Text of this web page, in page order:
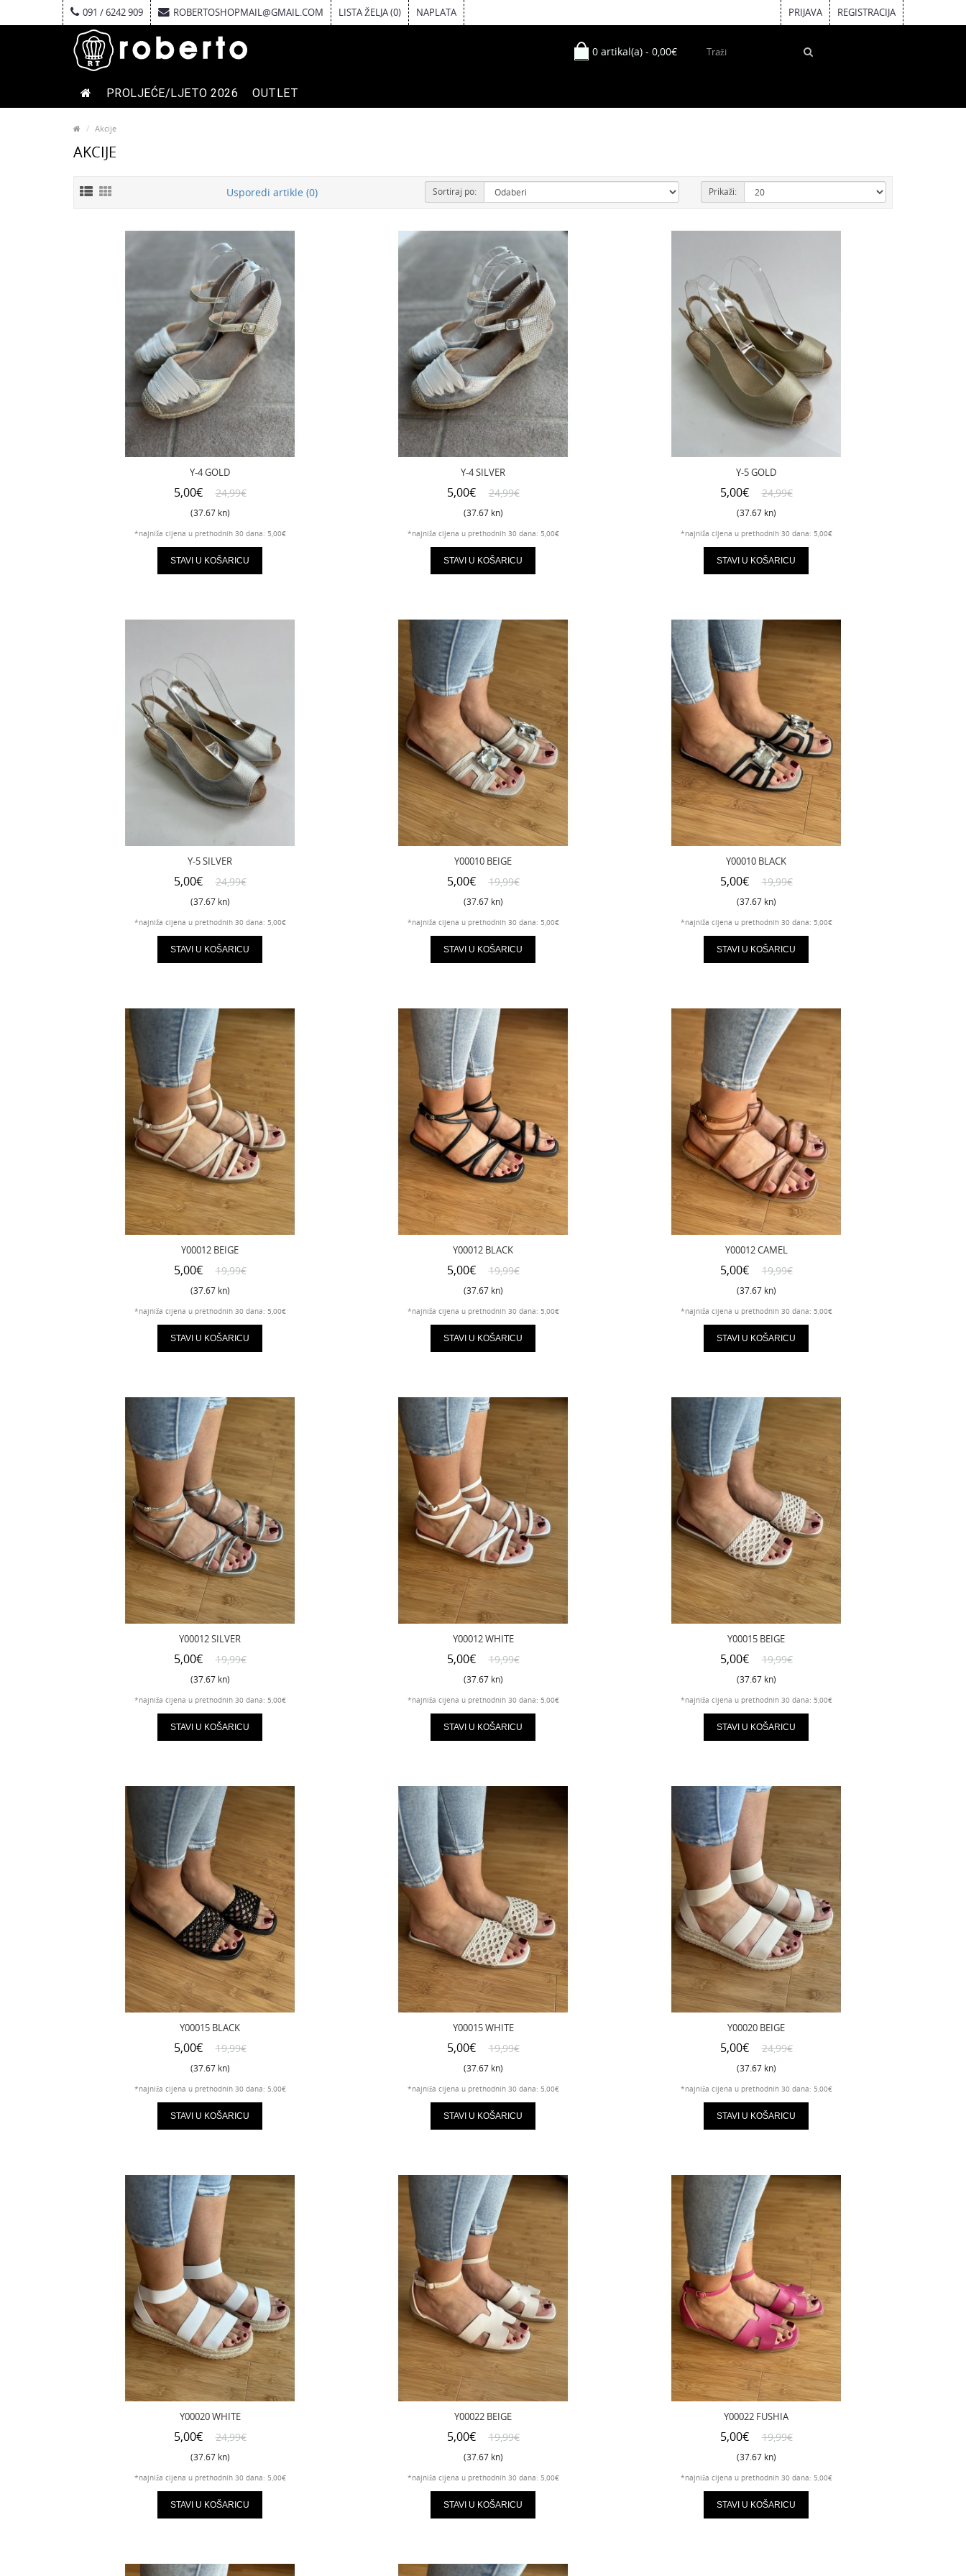
091 / 6242 909 ROBERTOSHOPMAIL@GMAIL.COM LISTA ŽELJA (0) NAPLATA PRIJAVA REGISTRACIJA
0 artikal(a) - 0,00€
PROLJEĆE/LJETO 2026 OUTLET
Akcije
AKCIJE
Usporedi artikle (0) Sortiraj po: Prikaži:
Y-4 GOLD
5,00€ 24,99€
(37.67 kn)
*najniža cijena u prethodnih 30 dana: 5,00€
STAVI U KOŠARICU
Y-4 SILVER
5,00€ 24,99€
(37.67 kn)
*najniža cijena u prethodnih 30 dana: 5,00€
STAVI U KOŠARICU
Y-5 GOLD
5,00€ 24,99€
(37.67 kn)
*najniža cijena u prethodnih 30 dana: 5,00€
STAVI U KOŠARICU
Y-5 SILVER
5,00€ 24,99€
(37.67 kn)
*najniža cijena u prethodnih 30 dana: 5,00€
STAVI U KOŠARICU
Y00010 BEIGE
5,00€ 19,99€
(37.67 kn)
*najniža cijena u prethodnih 30 dana: 5,00€
STAVI U KOŠARICU
Y00010 BLACK
5,00€ 19,99€
(37.67 kn)
*najniža cijena u prethodnih 30 dana: 5,00€
STAVI U KOŠARICU
Y00012 BEIGE
5,00€ 19,99€
(37.67 kn)
*najniža cijena u prethodnih 30 dana: 5,00€
STAVI U KOŠARICU
Y00012 BLACK
5,00€ 19,99€
(37.67 kn)
*najniža cijena u prethodnih 30 dana: 5,00€
STAVI U KOŠARICU
Y00012 CAMEL
5,00€ 19,99€
(37.67 kn)
*najniža cijena u prethodnih 30 dana: 5,00€
STAVI U KOŠARICU
Y00012 SILVER
5,00€ 19,99€
(37.67 kn)
*najniža cijena u prethodnih 30 dana: 5,00€
STAVI U KOŠARICU
Y00012 WHITE
5,00€ 19,99€
(37.67 kn)
*najniža cijena u prethodnih 30 dana: 5,00€
STAVI U KOŠARICU
Y00015 BEIGE
5,00€ 19,99€
(37.67 kn)
*najniža cijena u prethodnih 30 dana: 5,00€
STAVI U KOŠARICU
Y00015 BLACK
5,00€ 19,99€
(37.67 kn)
*najniža cijena u prethodnih 30 dana: 5,00€
STAVI U KOŠARICU
Y00015 WHITE
5,00€ 19,99€
(37.67 kn)
*najniža cijena u prethodnih 30 dana: 5,00€
STAVI U KOŠARICU
Y00020 BEIGE
5,00€ 24,99€
(37.67 kn)
*najniža cijena u prethodnih 30 dana: 5,00€
STAVI U KOŠARICU
Y00020 WHITE
5,00€ 24,99€
(37.67 kn)
*najniža cijena u prethodnih 30 dana: 5,00€
STAVI U KOŠARICU
Y00022 BEIGE
5,00€ 19,99€
(37.67 kn)
*najniža cijena u prethodnih 30 dana: 5,00€
STAVI U KOŠARICU
Y00022 FUSHIA
5,00€ 19,99€
(37.67 kn)
*najniža cijena u prethodnih 30 dana: 5,00€
STAVI U KOŠARICU